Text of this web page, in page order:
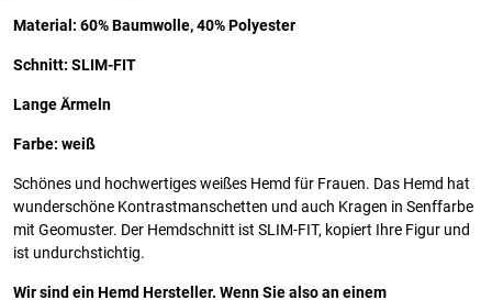
Material: 60% Baumwolle, 40% Polyester
Schnitt: SLIM-FIT
Lange Ärmeln
Farbe: weiß
Schönes und hochwertiges weißes Hemd für Frauen. Das Hemd hat
wunderschöne Kontrastmanschetten und auch Kragen in Senffarbe
mit Geomuster. Der Hemdschnitt ist SLIM-FIT, kopiert Ihre Figur und
ist undurchstichtig.
Wir sind ein Hemd Hersteller. Wenn Sie also an einem